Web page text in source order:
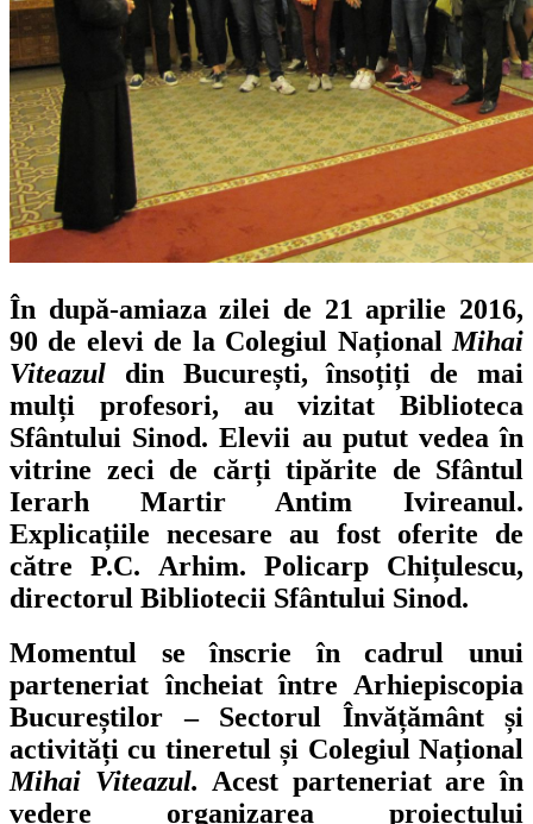
În după-amiaza zilei de 21 aprilie 2016,
90 de elevi de la Colegiul Național Mihai
Viteazul din București, însoțiți de mai
mulți profesori, au vizitat Biblioteca
Sfântului Sinod. Elevii au putut vedea în
vitrine zeci de cărți tipărite de Sfântul
Ierarh Martir Antim Ivireanul.
Explicațiile necesare au fost oferite de
către P.C. Arhim. Policarp Chițulescu,
directorul Bibliotecii Sfântului Sinod.
Momentul se înscrie în cadrul unui
parteneriat încheiat între Arhiepiscopia
Bucureștilor – Sectorul Învățământ și
activități cu tineretul și Colegiul Național
Mihai Viteazul.Acest parteneriat are în
vedere organizarea proiectului